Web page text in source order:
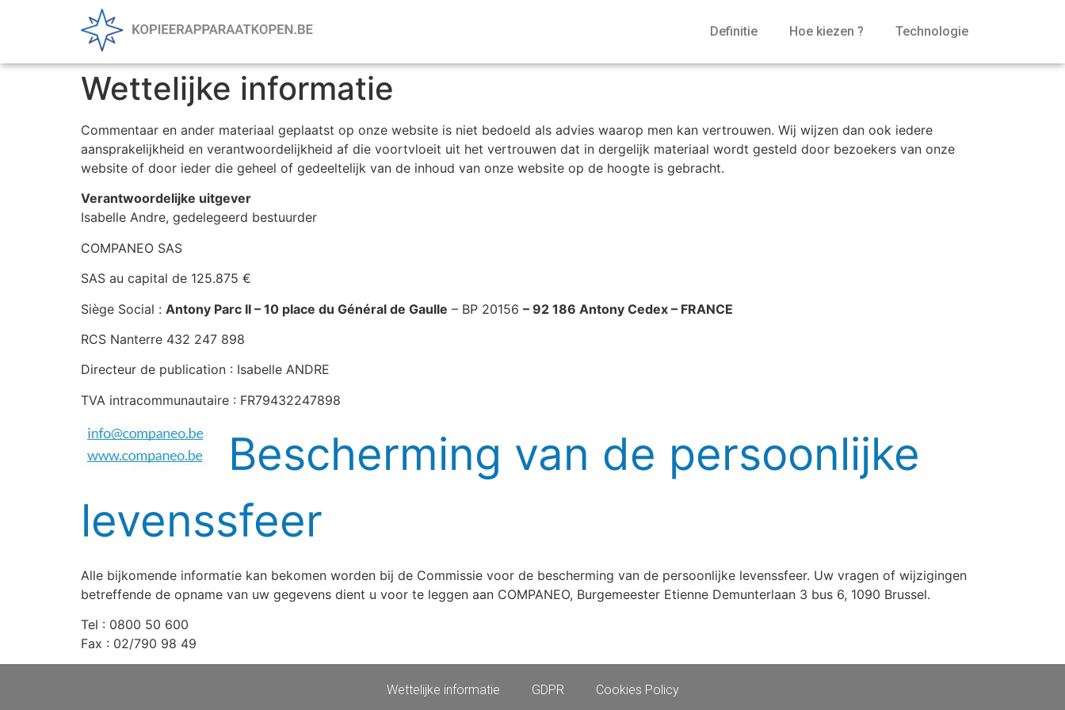
Definitie Hoe kiezen ? Technologie
Wettelijke informatie
Commentaar en ander materiaal geplaatst op onze website is niet bedoeld als advies waarop men kan vertrouwen. Wij wijzen dan ook iedere
aansprakelijkheid en verantwoordelijkheid af die voortvloeit uit het vertrouwen dat in dergelijk materiaal wordt gesteld door bezoekers van onze
website of door ieder die geheel of gedeeltelijk van de inhoud van onze website op de hoogte is gebracht.
Verantwoordelijke uitgever
Isabelle Andre, gedelegeerd bestuurder
COMPANEO SAS
SAS au capital de 125.875 €
Siège Social : Antony Parc II – 10 place du Général de Gaulle – BP 20156 – 92 186 Antony Cedex – FRANCE
RCS Nanterre 432 247 898
Directeur de publication : Isabelle ANDRE
TVA intracommunautaire : FR79432247898
Bescherming van de persoonlijke
levenssfeer
Alle bijkomende informatie kan bekomen worden bij de Commissie voor de bescherming van de persoonlijke levenssfeer. Uw vragen of wijzigingen
betreffende de opname van uw gegevens dient u voor te leggen aan COMPANEO, Burgemeester Etienne Demunterlaan 3 bus 6, 1090 Brussel.
Tel : 0800 50 600
Fax : 02/790 98 49
Wettelijke informatie GDPR Cookies Policy